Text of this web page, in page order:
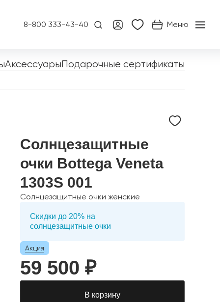
8-800 333-43-40 Меню
АксессуарыПодарочные сертификаты
Солнцезащитные
очки Bottega Veneta
1303S 001
Солнцезащитные очки женские
Скидки до 20% на
солнцезащитные очки
Акция
59 500 ₽
В корзину